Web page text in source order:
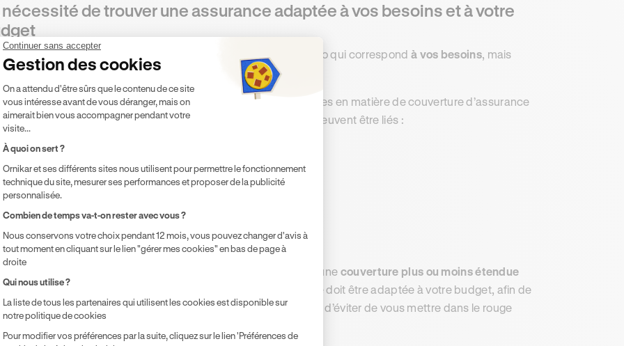
nécessité de trouver une assurance adaptée à vos besoins et à votre
devez impérativement souscrire une formule d’assurance auto qui correspond à vos besoins, mais
à votre budget.
chaque automobiliste peut avoir des exigences particulières en matière de couverture d’assurance
en fonction desdifférents facteursqui vous affectent et qui peuvent être liés :
type de véhicule;
profil de mécanique;
antécédents de sinistres;
besoins financiers;
…
une formule d’assurance auto, vous bénéficierez d’une couverture plus ou moins étendue
d’accident de la route. De plus, une assurance auto efficace doit être adaptée à votre budget, afin de
permettre de maintenir un niveau de gestion financière sain et d’éviter de vous mettre dans le rouge
Continuer sans accepter
Gestion des cookies
Plateforme de Gestion du Consentement : Personnalisez vos Options
On a attendu d'être sûrs que le contenu de ce site
vous intéresse avant de vous déranger, mais on
aimerait bien vous accompagner pendant votre
visite...
À quoi on sert ?
Ornikar et ses différents sites nous utilisent pour permettre le fonctionnement
technique du site, mesurer ses performances et proposer de la publicité
personnalisée.
Combien de temps va-t-on rester avec vous ?
Nous conservons votre choix pendant 12 mois, vous pouvez changer d'avis à
tout moment en cliquant sur le lien "gérer mes cookies" en bas de page à
droite
Qui nous utilise ?
La liste de tous les partenaires qui utilisent les cookies est disponible sur
notre politique de cookies
Pour modifier vos préférences par la suite, cliquez sur le lien 'Préférences de
Axeptio consent